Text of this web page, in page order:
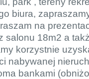
biura,
na
salonu 18m2 a
korzystnie
nabywanej
bankami